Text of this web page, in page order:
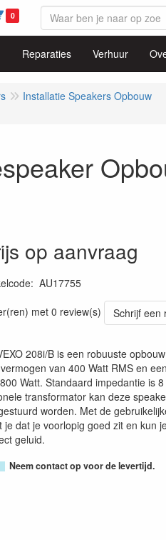
0
Reparaties Verhuur
Installatie Speakers Opbouw
op aanvraag
: AU17755
met 0 review(s)
Schrijf een
208i/B is een robuuste
van 400 Watt RMS en
Watt. Standaard impedantie is
transformator kan deze
worden. Met de
je dat je voorlopig goed zit en kun
geluid.
Neem contact op voor de levertijd.